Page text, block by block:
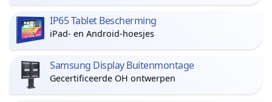
IP65 Tablet Bescherming
iPad- en Android-hoesjes
Samsung Display Buitenmontage
Gecertificeerde OH ontwerpen